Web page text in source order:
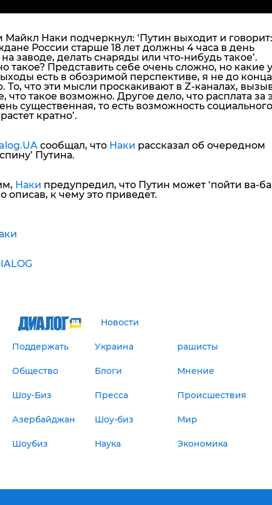
Майкл Наки подчеркнул: ‘Путин выходит и говорит:
России старше 18 лет должны 4 часа в день
на заводе, делать снаряды или что-нибудь такое’.
такое? Представить себе очень сложно, но какие
есть в обозримой перспективе, я не до конца
То, что эти мысли проскакивают в Z-каналах,
что такое возможно. Другое дело, что расплата за
существенная, то есть возможность социального
кратно’.
сообщал, что Наки рассказал об очередном
Путина.
Наки предупредил, что Путин может ‘пойти ва-
описав, к чему это приведет.
Новости
Поддержать Украина рашисты
Общество Блоги Мнение
Шоу-Биз Пресса Происшествия
Азербайджан Шоу-биз Мир
Шоубиз Наука Экономика